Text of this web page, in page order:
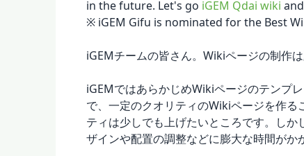
in the future. Let's go iGEM Qdai wiki and
※ iGEM Gifu is nominated for the Best
iGEMチームの皆さん。Wikiページの制作
iGEMではあらかじめWikiページのテンプ
で、一定のクオリティのWikiページを作
ティは少しでも上げたいところです。し
ザインや配置の調整などに膨大な時間がか